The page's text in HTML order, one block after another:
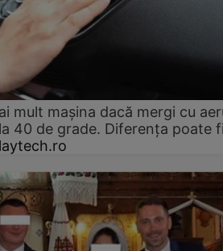
mult mașina dacă mergi cu
40 de grade. Diferența poate